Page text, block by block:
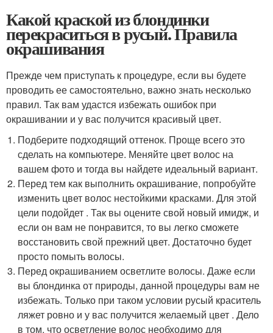
Какой краской из блондинки
перекраситься в русый. Правила
окрашивания
Прежде чем приступать к процедуре, если вы будете
проводить ее самостоятельно, важно знать несколько
правил. Так вам удастся избежать ошибок при
окрашивании и у вас получится красивый цвет.
Подберите подходящий оттенок. Проще всего это
сделать на компьютере. Меняйте цвет волос на
вашем фото и тогда вы найдете идеальный вариант.
Перед тем как выполнить окрашивание, попробуйте
изменить цвет волос нестойкими красками. Для этой
цели подойдет . Так вы оцените свой новый имидж, и
если он вам не понравится, то вы легко сможете
восстановить свой прежний цвет. Достаточно будет
просто помыть волосы.
Перед окрашиванием осветлите волосы. Даже если
вы блондинка от природы, данной процедуры вам не
избежать. Только при таком условии русый краситель
ляжет ровно и у вас получится желаемый цвет . Дело
в том, что осветление волос необходимо для